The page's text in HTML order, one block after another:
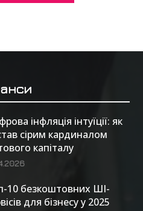
інфляція інтуїції: як
сірим кардиналом
капіталу
10 безкоштовних ШІ-
для бізнесу у 2025